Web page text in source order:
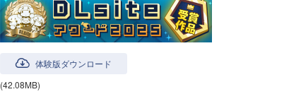
体験版ダウンロード
(42.08MB)